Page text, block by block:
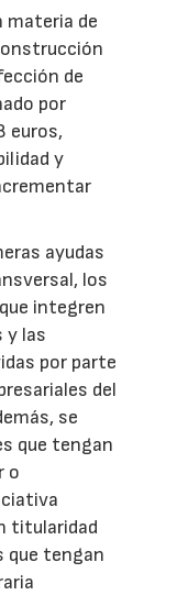
materia de
de
por
euros,
y
ayudas
los
integren
y las
por parte
del
se
que tengan
o
titularidad
que tengan